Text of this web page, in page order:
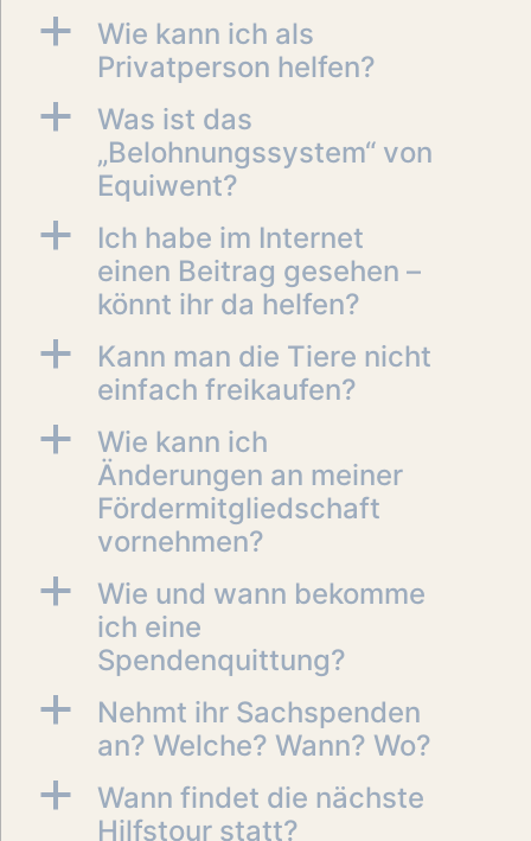
a
Wie kann ich als
Privatperson helfen?
a
Was ist das
„Belohnungssystem“ von
Equiwent?
a
Ich habe im Internet
einen Beitrag gesehen –
könnt ihr da helfen?
a
Kann man die Tiere nicht
einfach freikaufen?
a
Wie kann ich
Änderungen an meiner
Fördermitgliedschaft
vornehmen?
a
Wie und wann bekomme
ich eine
Spendenquittung?
a
Nehmt ihr Sachspenden
an? Welche? Wann? Wo?
a
Wann findet die nächste
Hilfstour statt?